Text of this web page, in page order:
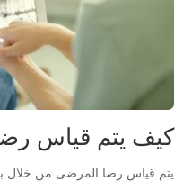
كيف يتم قياس
يتم قياس رضا المرضى من خلال